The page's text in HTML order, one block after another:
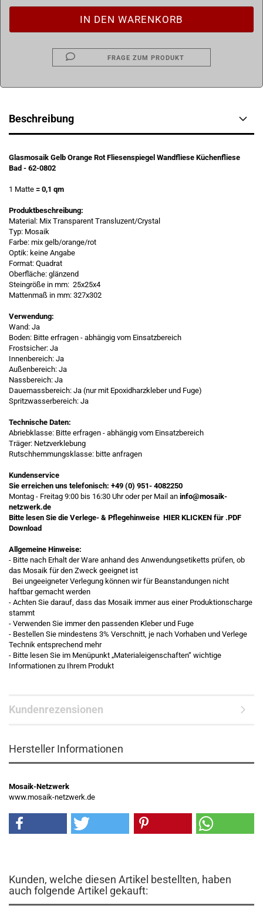
FRAGE ZUM PRODUKT
Beschreibung
Glasmosaik Gelb Orange Rot Fliesenspiegel Wandfliese Küchenfliese
Bad - 62-0802
1 Matte = 0,1 qm
Produktbeschreibung:
Material: Mix Transparent Transluzent/Crystal
Typ: Mosaik
Farbe: mix gelb/orange/rot
Optik: keine Angabe
Format: Quadrat
Oberfläche: glänzend
Steingröße in mm: 25x25x4
Mattenmaß in mm: 327x302
Verwendung:
Wand: Ja
Boden: Bitte erfragen - abhängig vom Einsatzbereich
Frostsicher: Ja
Innenbereich: Ja
Außenbereich: Ja
Nassbereich: Ja
Dauernassbereich: Ja (nur mit Epoxidharzkleber und Fuge)
Spritzwasserbereich: Ja
Technische Daten:
Abriebklasse: Bitte erfragen - abhängig vom Einsatzbereich
Träger: Netzverklebung
Rutschhemmungsklasse: bitte anfragen
Kundenservice
Sie erreichen uns telefonisch: +49 (0) 951- 4082250
Montag - Freitag 9:00 bis 16:30 Uhr oder per Mail an info@mosaik-
netzwerk.de
Bitte lesen Sie die Verlege- & Pflegehinweise HIER KLICKEN für .PDF
Download
Allgemeine Hinweise:
- Bitte nach Erhalt der Ware anhand des Anwendungsetiketts prüfen, ob
das Mosaik für den Zweck geeignet ist
Bei ungeeigneter Verlegung können wir für Beanstandungen nicht
haftbar gemacht werden
- Achten Sie darauf, dass das Mosaik immer aus einer Produktionscharge
stammt
- Verwenden Sie immer den passenden Kleber und Fuge
- Bestellen Sie mindestens 3% Verschnitt, je nach Vorhaben und Verlege
Technik entsprechend mehr
- Bitte lesen Sie im Menüpunkt „Materialeigenschaften“ wichtige
Informationen zu Ihrem Produkt
Kundenrezensionen
Hersteller Informationen
Mosaik-Netzwerk
www.mosaik-netzwerk.de
Kunden, welche diesen Artikel bestellten, haben
auch folgende Artikel gekauft: